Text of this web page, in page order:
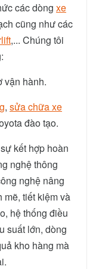
các dòng xe
cũng như các
,... Chúng tôi
vận hành.
, sửa chữa xe
đào tạo.
kết hợp hoàn
nghệ thông
nghệ nâng
mẽ, tiết kiệm và
hệ thống điều
suất lớn, dòng
kho hàng mà